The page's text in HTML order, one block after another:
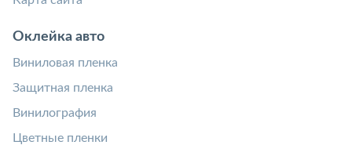
Оклейка авто
Виниловая пленка
Защитная пленка
Винилография
Цветные пленки